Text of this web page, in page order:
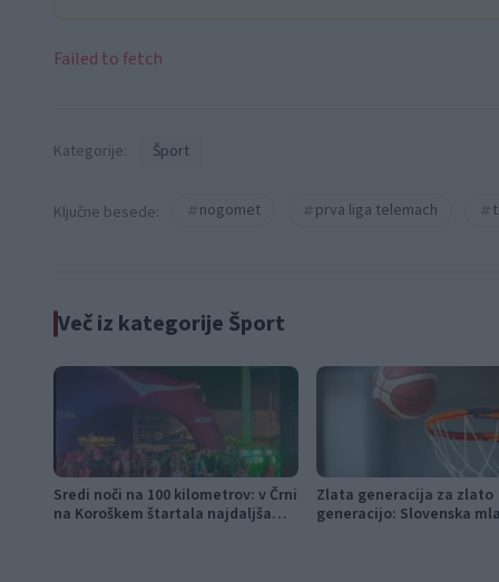
Failed to fetch
Kategorije: Šport
Ključne besede: nogomet prva liga telemach
Več iz kategorije Šport
Sredi noči na 100 kilometrov: v Črni
na Koroškem štartala najdaljša
Zlata generacija za zlato
generacijo: Slovenska